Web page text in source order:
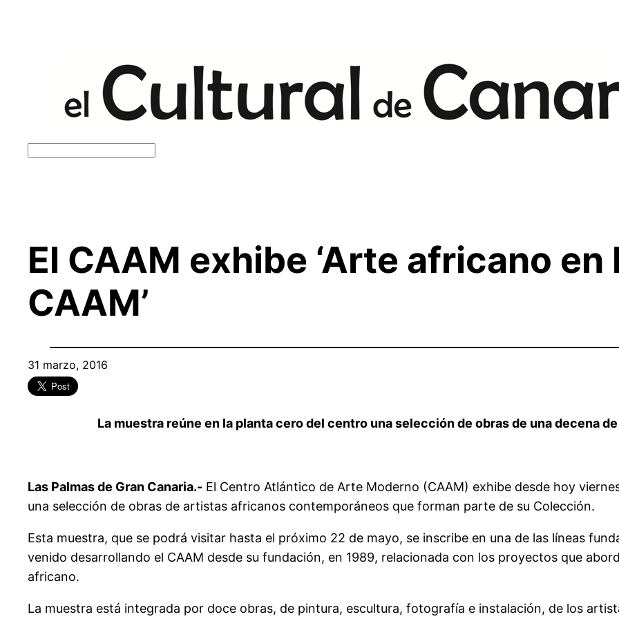
El CAAM exhibe ‘Arte africano
CAAM’
31 marzo, 2016
La muestra reúne en la planta cero del centro una selección de obras de una decena
Las Palmas de Gran Canaria.- El Centro Atlántico de Arte Moderno (CAAM) exhibe desde hoy
una selección de obras de artistas africanos contemporáneos que forman parte de su Colección.
Esta muestra, que se podrá visitar hasta el próximo 22 de mayo, se inscribe en una de las líneas
venido desarrollando el CAAM desde su fundación, en 1989, relacionada con los proyectos que
africano.
La muestra está integrada por doce obras, de pintura, escultura, fotografía e instalación, de los